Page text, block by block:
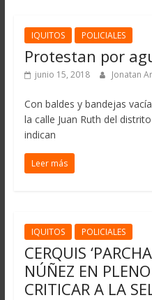
IQUITOS POLICIALES
Protestan por
junio 15, 2018 Jonatan
Con baldes y bandejas
la calle Juan Ruth del
indican
Leer más
IQUITOS POLICIALES
CERQUIS
NÚÑEZ EN
CRITICAR A LA